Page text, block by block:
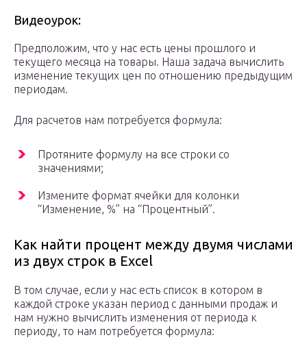
Видеоурок:
Предположим, что у нас есть цены прошлого и
текущего месяца на товары. Наша задача вычислить
изменение текущих цен по отношению предыдущим
периодам.
Для расчетов нам потребуется формула:
Протяните формулу на все строки со
значениями;
Измените формат ячейки для колонки
“Изменение, %” на “Процентный”.
Как найти процент между двумя числами
из двух строк в Excel
В том случае, если у нас есть список в котором в
каждой строке указан период с данными продаж и
нам нужно вычислить изменения от периода к
периоду, то нам потребуется формула: